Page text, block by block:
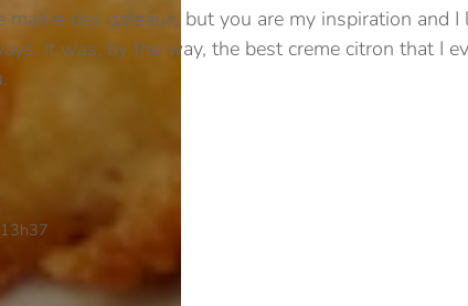
des gateaux, but you are my inspiration and
It was, by the way, the best creme citron that I